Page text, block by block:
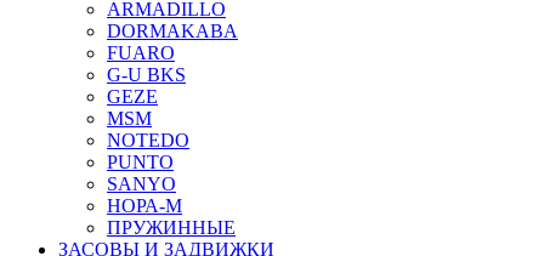
ARMADILLO
DORMAKABA
FUARO
G-U BKS
GEZE
MSM
NOTEDO
PUNTO
SANYO
НОРА-М
ПРУЖИННЫЕ
ЗАСОВЫ И ЗАДВИЖКИ